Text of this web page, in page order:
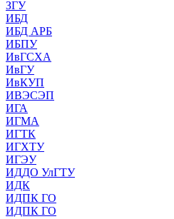
ЗГУ
ИБД
ИБД АРБ
ИБПУ
ИвГСХА
ИвГУ
ИвКУП
ИВЭСЭП
ИГА
ИГМА
ИГТК
ИГХТУ
ИГЭУ
ИДДО УлГТУ
ИДК
ИДПК ГО
ИДПК ГО